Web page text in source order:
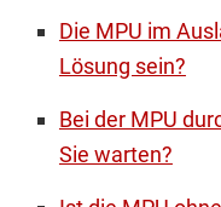
Die MPU im
Lösung sein?
Bei der MPU
Sie warten?